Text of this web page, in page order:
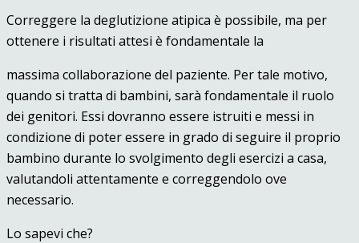
Correggere la deglutizione atipica è possibile, ma per
ottenere i risultati attesi è fondamentale la
massima collaborazione del paziente. Per tale motivo,
quando si tratta di bambini, sarà fondamentale il ruolo
dei genitori. Essi dovranno essere istruiti e messi in
condizione di poter essere in grado di seguire il proprio
bambino durante lo svolgimento degli esercizi a casa,
valutandoli attentamente e correggendolo ove
necessario.
Lo sapevi che?